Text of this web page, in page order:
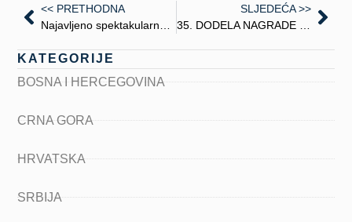
<< PRETHODNA
SLJEDEĆA >>
KATEGORIJE
BOSNA I HERCEGOVINA
CRNA GORA
HRVATSKA
SRBIJA